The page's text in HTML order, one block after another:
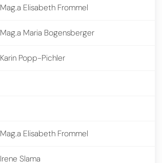
Mag.a Elisabeth Frommel
Mag.a Maria Bogensberger
Karin Popp-Pichler
Mag.a Elisabeth Frommel
Irene Slama